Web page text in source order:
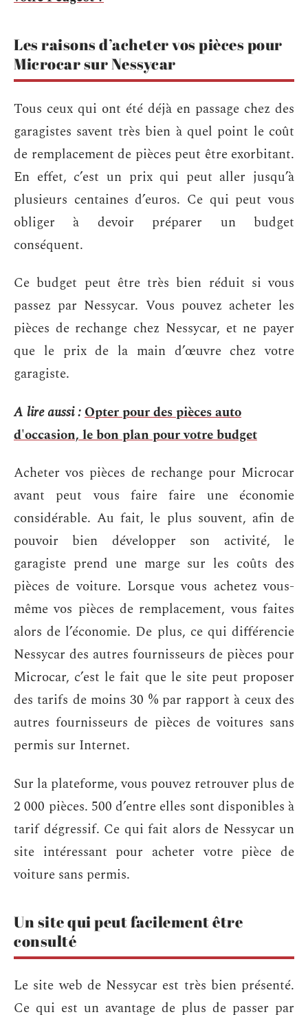
Les raisons d’acheter vos pièces pour
Microcar sur Nessycar
Tous ceux qui ont été déjà en passage chez des
garagistes savent très bien à quel point le coût
de remplacement de pièces peut être exorbitant.
En effet, c’est un prix qui peut aller jusqu’à
plusieurs centaines d’euros. Ce qui peut vous
obliger à devoir préparer un budget
conséquent.
Ce budget peut être très bien réduit si vous
passez par Nessycar. Vous pouvez acheter les
pièces de rechange chez Nessycar, et ne payer
que le prix de la main d’œuvre chez votre
garagiste.
A lire aussi :Opter pour des pièces auto
d'occasion, le bon plan pour votre budget
Acheter vos pièces de rechange pour Microcar
avant peut vous faire faire une économie
considérable. Au fait, le plus souvent, afin de
pouvoir bien développer son activité, le
garagiste prend une marge sur les coûts des
pièces de voiture. Lorsque vous achetez vous-
même vos pièces de remplacement, vous faites
alors de l’économie. De plus, ce qui différencie
Nessycar des autres fournisseurs de pièces pour
Microcar, c’est le fait que le site peut proposer
des tarifs de moins 30 % par rapport à ceux des
autres fournisseurs de pièces de voitures sans
permis sur Internet.
Sur la plateforme, vous pouvez retrouver plus de
2 000 pièces. 500 d’entre elles sont disponibles à
tarif dégressif. Ce qui fait alors de Nessycar un
site intéressant pour acheter votre pièce de
voiture sans permis.
Un site qui peut facilement être
consulté
Le site web de Nessycar est très bien présenté.
Ce qui est un avantage de plus de passer par